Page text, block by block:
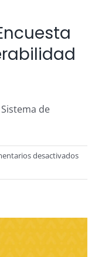
de
desactivadosen
SECO